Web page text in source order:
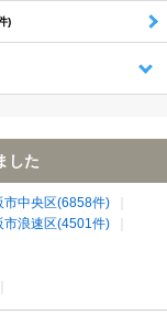
)
した
市中央区(6858件)
市浪速区(4501件)